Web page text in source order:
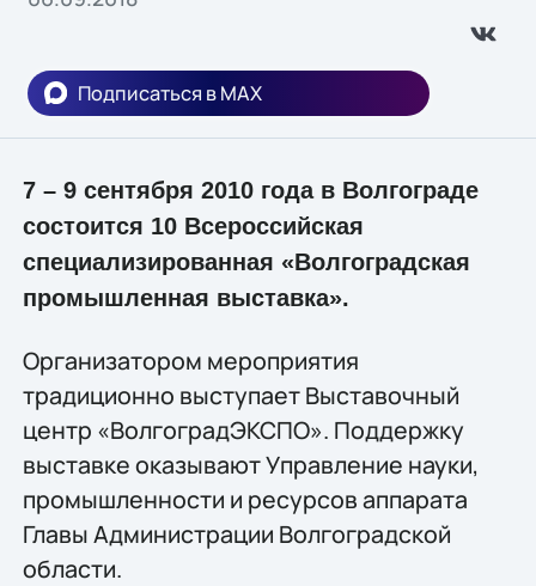
Подписаться в MAX
7 – 9 сентября 2010 года в Волгограде
состоится 10 Всероссийская
специализированная «Волгоградская
промышленная выставка».
Организатором мероприятия
традиционно выступает Выставочный
центр «ВолгоградЭКСПО». Поддержку
выставке оказывают Управление науки,
промышленности и ресурсов аппарата
Главы Администрации Волгоградской
области.